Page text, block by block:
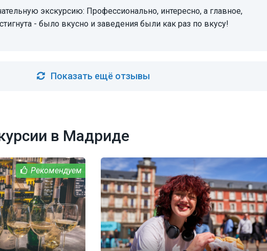
- было вкусно и заведения были как раз по вкусу!
Показать ещё отзывы
в Мадриде